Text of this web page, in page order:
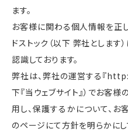
ます。
お客様に関わる個人情報を正
ドストック（以下 弊社とします
認識しております。
弊社は、弊社の運営する『
下『当ウェブサイト』）でお客
用し、保護するかについて、お
のページにて方針を明らかにし